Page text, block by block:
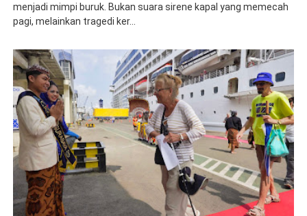
menjadi mimpi buruk. Bukan suara sirene kapal yang memecah
pagi, melainkan tragedi ker...